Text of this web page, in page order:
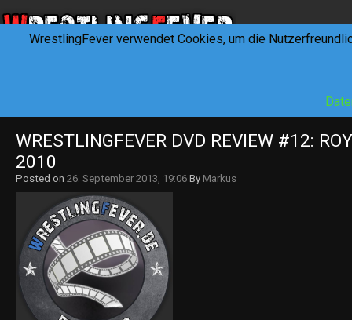
WRESTLINGFEVER DVD REVIEW #12:
2010
Posted on 26. September 2013, 19:06 By Markus
WrestlingFever verwendet Cookies, um die